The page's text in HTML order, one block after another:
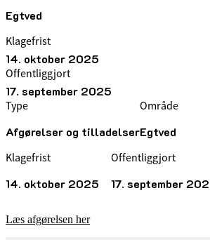
Egtved
Klagefrist
14. oktober 2025
Offentliggjort
17. september 2025
Type
Afgørelser og tilladelser
Område
Egtved
Klagefrist
14. oktober 2025
Offentliggjort
17. september
Læs afgørelsen her